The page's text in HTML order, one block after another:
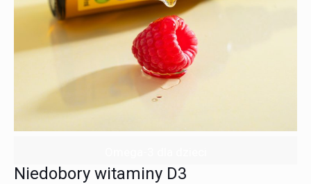
Niedobory witaminy D3